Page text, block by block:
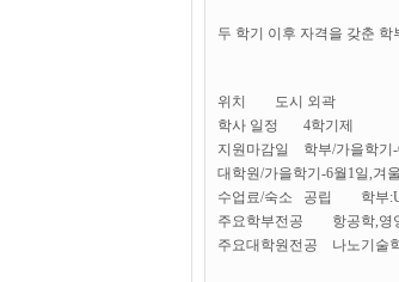
두 학기 이후 자격을 갖춘 학
위치
도시 외곽
학사 일정
4학기제
지원마감일
학부/가을학기
대학원/가을학기-6월1일,겨
수업료/숙소
공립 학부
주요학부전공
항공학,영
주요대학원전공
나노기술